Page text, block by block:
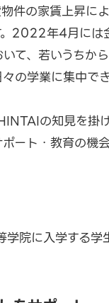
件の家賃上昇に
2022年4月には
て、若いうちか
の学業に集中で
の知見を掛
ート・教育の機
学院に入学する